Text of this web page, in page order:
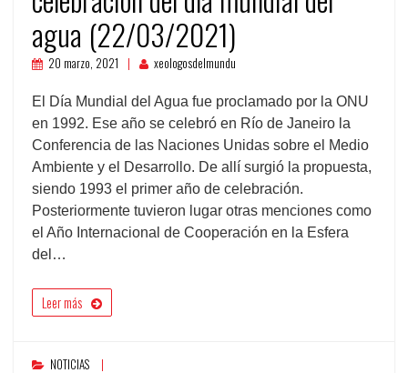
agua (22/03/2021)
20 marzo, 2021 xeologosdelmundu
El Día Mundial del Agua fue proclamado por la ONU
en 1992. Ese año se celebró en Río de Janeiro la
Conferencia de las Naciones Unidas sobre el Medio
Ambiente y el Desarrollo. De allí surgió la propuesta,
siendo 1993 el primer año de celebración.
Posteriormente tuvieron lugar otras menciones como
el Año Internacional de Cooperación en la Esfera
del…
Leer más
NOTICIAS